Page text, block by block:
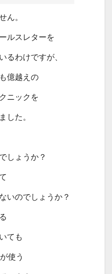
ん。
ルスレターを
るわけですが、
億越えの
ニックを
した。
しょうか？
いのでしょうか？
ても
使う